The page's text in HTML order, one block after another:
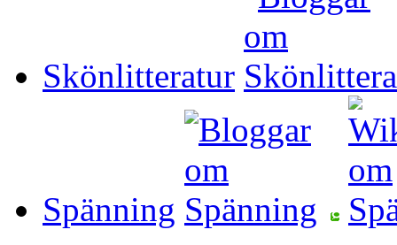
Skönlitteratur
Spänning